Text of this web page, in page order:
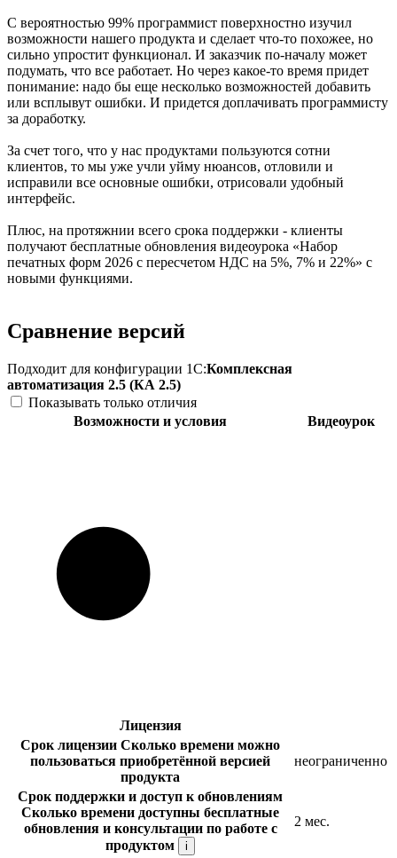
С вероятностью 99% программист поверхностно изучил
возможности нашего продукта и сделает что-то похожее, но
сильно упростит функционал. И заказчик по-началу может
подумать, что все работает. Но через какое-то время придет
понимание: надо бы еще несколько возможностей добавить
или всплывут ошибки. И придется доплачивать программисту
за доработку.
За счет того, что у нас продуктами пользуются сотни
клиентов, то мы уже учли уйму нюансов, отловили и
исправили все основные ошибки, отрисовали удобный
интерфейс.
Плюс, на протяжнии всего срока поддержки - клиенты
получают бесплатные обновления видеоурока «Набор
печатных форм 2026 с пересчетом НДС на 5%, 7% и 22%» с
новыми функциями.
Сравнение версий
Подходит для конфигурации 1С:Комплексная
автоматизация 2.5 (КА 2.5)
Показывать только отличия
Возможности и условия
Видеоурок
Лицензия
Срок лицензии Сколько времени можно
пользоваться приобретённой версией
продукта
неограниченно
Срок поддержки и доступ к обновлениям
Сколько времени доступны бесплатные
обновления и консультации по работе с
продуктом
i
2 мес.